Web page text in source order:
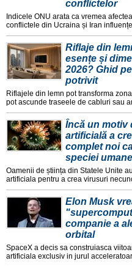
conflictelor
Indicele ONU arata ca vremea
conflictele din Ucraina și Iran
Riflaje din
esențe și
2026? Ghid
potrivit
Riflajele din lemn pot transforma
pot ascunde traseele de cabluri sau
Încă un motiv
artificială a
complet noi
speciei umane
Oamenii de știința din Statele Unite
artificiala pentru a crea virusuri
Elon Musk
companie a
orbital
SpaceX a decis sa construiasca
artificiala exclusiv in jurul